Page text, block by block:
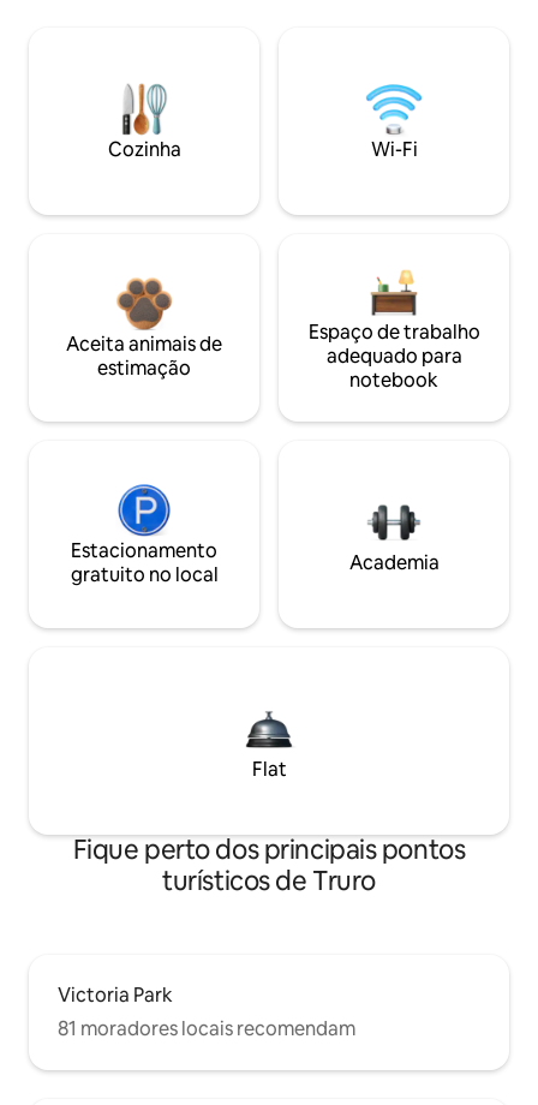
Cozinha Wi-Fi
Aceita animais de
estimação
Espaço de trabalho
adequado para
notebook
Estacionamento
gratuito no local
Academia
Flat
Fique perto dos principais pontos
turísticos de Truro
Victoria Park
81 moradores locais recomendam